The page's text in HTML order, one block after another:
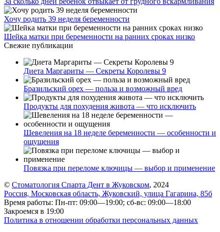
Хочу родить 39 неделя беременности
Шейка матки при беременности на ранних сроках низко
Свежие публикации
Диета Маргариты — Секреты Королевы 9
Бразильский орех — польза и возможный вред
Продукты для похудения живота — что исключить
Шевеления на 18 неделе беременности — особенности и
ощущения
Повязка при переломе ключицы — выбор и применение
© Стоматология Спарта Дент в Жуковском, 2024
Россия, Московская область, Жуковский, улица Гагарина, 85б
Время работы: Пн-пт: 09:00—19:00; сб-вс: 09:00—18:00
Закроемся в 19:00
Политика в отношении обработки персональных данных